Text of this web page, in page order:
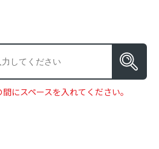
にスペースを入れてください。